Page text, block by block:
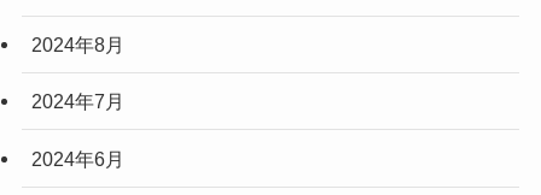
2024年8月
2024年7月
2024年6月